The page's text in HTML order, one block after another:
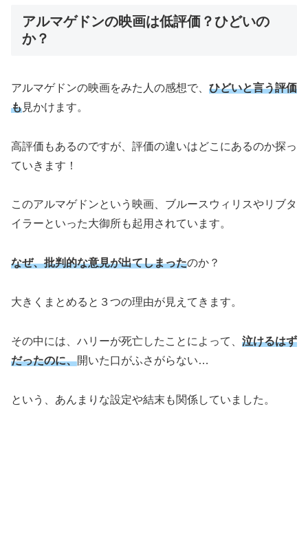
アルマゲドンの映画は低評価？ひどいの
か？
アルマゲドンの映画をみた人の感想で、 ひどいと言う評価
も見かけます。
高評価もあるのですが、評価の違いはどこにあるのか探っ
ていきます！
このアルマゲドンという映画、ブルースウィリスやリブタ
イラーといった大御所も起用されています。
なぜ、批判的な意見が出てしまったのか？
大きくまとめると３つの理由が見えてきます。
その中には、ハリーが死亡したことによって、 泣けるはず
だったのに、開いた口がふさがらない…
という、あんまりな設定や結末も関係していました。